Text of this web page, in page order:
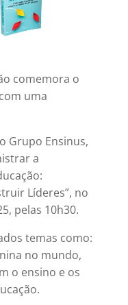
comemora o
uma
Grupo Ensinus,
a
Líderes”, no
pelas 10h30.
temas como:
no mundo,
o ensino e os